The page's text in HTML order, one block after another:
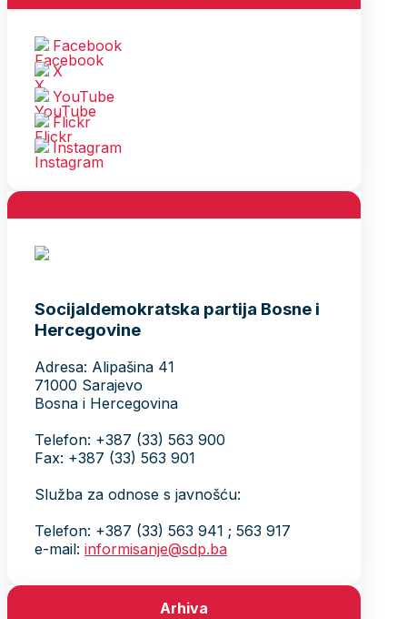
Facebook
X
YouTube
Flickr
Instagram
Socijaldemokratska partija Bosne i
Hercegovine
Adresa: Alipašina 41
71000 Sarajevo
Bosna i Hercegovina
Telefon: +387 (33) 563 900
Fax: +387 (33) 563 901
Služba za odnose s javnošću:
Telefon: +387 (33) 563 941 ; 563 917
e-mail: informisanje@sdp.ba
Arhiva